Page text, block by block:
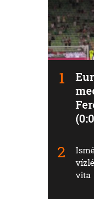
vita